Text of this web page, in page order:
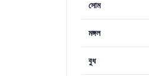
সোম
মঙ্গল
বুধ